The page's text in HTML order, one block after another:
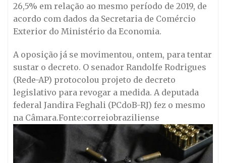
26,5% em relação ao mesmo período de 2019, de
acordo com dados da Secretaria de Comércio
Exterior do Ministério da Economia.
A oposição já se movimentou, ontem, para tentar
sustar o decreto. O senador Randolfe Rodrigues
(Rede-AP) protocolou projeto de decreto
legislativo para revogar a medida. A deputada
federal Jandira Feghali (PCdoB-RJ) fez o mesmo
na Câmara.Fonte:correiobraziliense